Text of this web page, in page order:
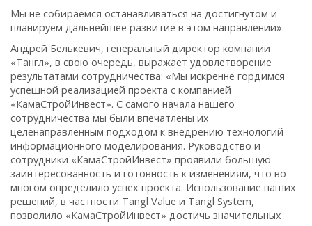
Мы не собираемся останавливаться на достигнутом и
планируем дальнейшее развитие в этом направлении».
Андрей Белькевич, генеральный директор компании
«Тангл», в свою очередь, выражает удовлетворение
результатами сотрудничества: «Мы искренне гордимся
успешной реализацией проекта с компанией
«КамаСтройИнвест». С самого начала нашего
сотрудничества мы были впечатлены их
целенаправленным подходом к внедрению технологий
информационного моделирования. Руководство и
сотрудники «КамаСтройИнвест» проявили большую
заинтересованность и готовность к изменениям, что во
многом определило успех проекта. Использование наших
решений, в частности Tangl Value и Tangl System,
позволило «КамаСтройИнвест» достичь значительных